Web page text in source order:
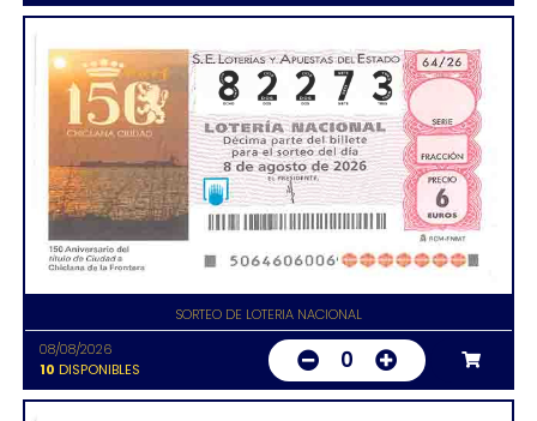
SORTEO DE LOTERIA NACIONAL
08/08/2026
10 DISPONIBLES 0